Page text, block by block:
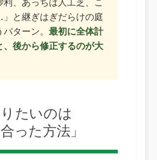
と継ぎはぎだらけの庭
ターン。 最初に全体計
、後から修正するのが大
たいのは
った方法」